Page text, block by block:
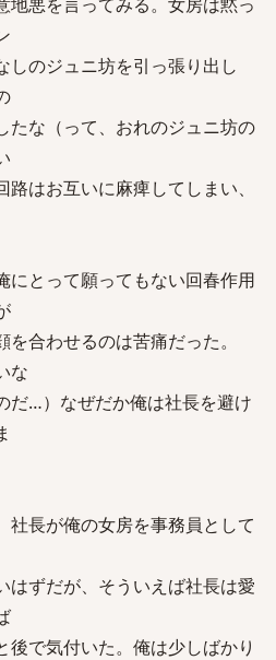
しのジュニ坊を引っ張り出し
たな（って、おれのジュニ坊の
はお互いに麻痺してしまい、
とって願ってもない回春作用
合わせるのは苦痛だった。
な
だ…）なぜだか俺は社長を避け
長が俺の女房を事務員として
はずだが、そういえば社長は愛
後で気付いた。俺は少しばかり